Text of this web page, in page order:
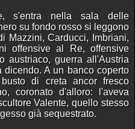
s'entra nella sala delle
su fondo rosso si leggono
Mazzini, Carducci, Imbriani,
offensive al Re, offensive
austriaco, guerra all'Austria
A un banco coperto
di creta ancor fresco
coronato d'alloro: l'aveva
Valente, quello stesso
già sequestrato.